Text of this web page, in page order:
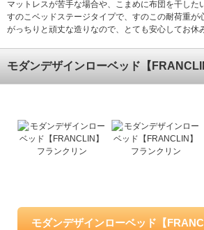
マットレスが苦手な場合や、こまめに布団を干した
すのこベッドステージタイプで、すのこの耐荷重が
がっちりと頑丈な造りなので、とても安心してお休
モダンデザインローベッド【
モダンデザインローベッド【